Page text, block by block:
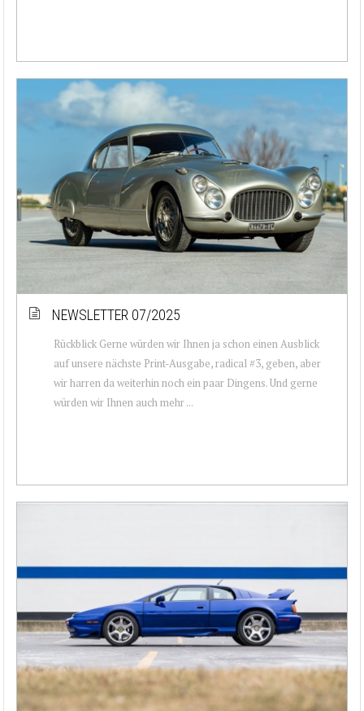
NEWSLETTER 07/2025
Rückblick Gerne würden wir Ihnen ja schon einen Ausblick
auf unsere nächste Print-Ausgabe, radical #3, geben, aber
wir harren da weiterhin noch ein paar Dingens. Und gerne
würden wir Ihnen auch mehr ...